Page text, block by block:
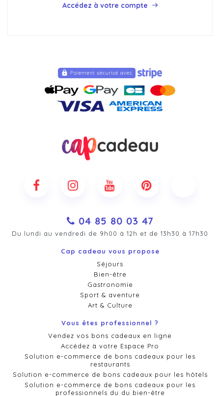
Accédez à votre compte
04 85 80 03 47
Du lundi au vendredi de 9h00 à 12h et de 13h30 à 17h30
Cap cadeau vous propose
Séjours
Bien-être
Gastronomie
Sport & aventure
Art & Culture
Vous êtes professionnel ?
Vendez vos bons cadeaux en ligne
Accédez à votre Espace Pro
Solution e-commerce de bons cadeaux pour les
restaurants
Solution e-commerce de bons cadeaux pour les hôtels
Solution e-commerce de bons cadeaux pour les
professionnels du du bien-être